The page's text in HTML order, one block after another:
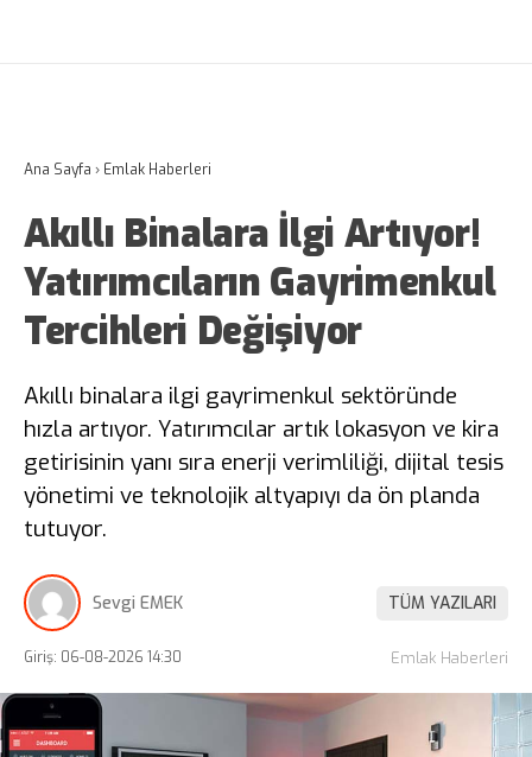
Ana Sayfa › Emlak Haberleri
Akıllı Binalara İlgi Artıyor!
Yatırımcıların Gayrimenkul
Tercihleri Değişiyor
Akıllı binalara ilgi gayrimenkul sektöründe
hızla artıyor. Yatırımcılar artık lokasyon ve kira
getirisinin yanı sıra enerji verimliliği, dijital tesis
yönetimi ve teknolojik altyapıyı da ön planda
tutuyor.
Sevgi EMEK TÜM YAZILARI
Giriş: 06-08-2026 14:30 Emlak Haberleri